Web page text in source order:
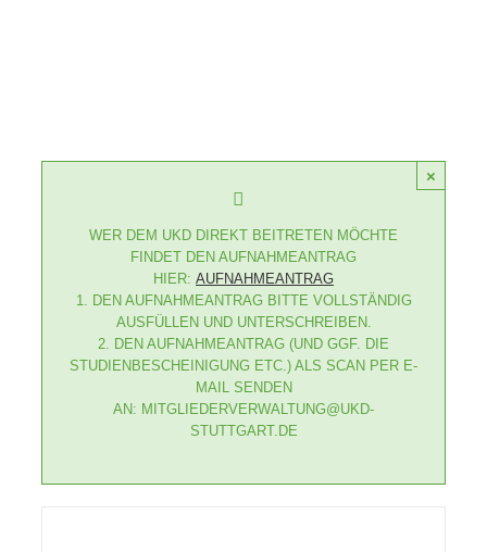
×
WER DEM UKD DIREKT BEITRETEN MÖCHTE
FINDET DEN AUFNAHMEANTRAG
HIER: AUFNAHMEANTRAG
1. DEN AUFNAHMEANTRAG BITTE VOLLSTÄNDIG
AUSFÜLLEN UND UNTERSCHREIBEN.
2. DEN AUFNAHMEANTRAG (UND GGF. DIE
STUDIENBESCHEINIGUNG ETC.) ALS SCAN PER E-
MAIL SENDEN
AN: MITGLIEDERVERWALTUNG@UKD-
STUTTGART.DE